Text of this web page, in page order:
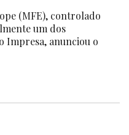
(MFE), controlado
um dos
Impresa, anunciou o